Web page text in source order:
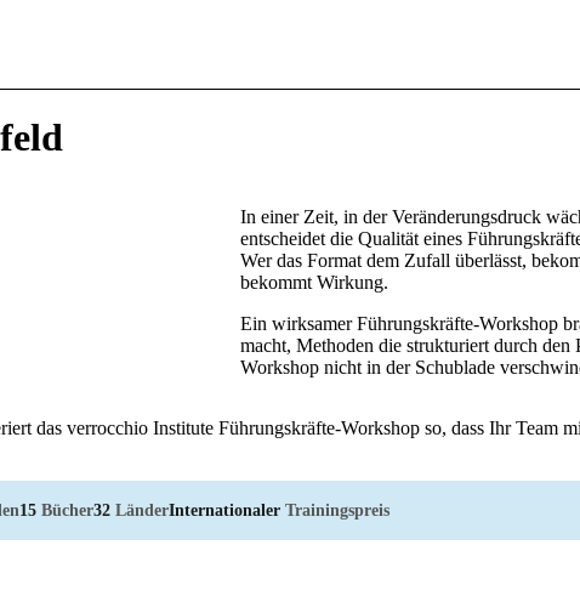
In einer Zeit, in der Veränderungsdruck
entscheidet die Qualität eines
Wer das Format dem Zufall überlässt,
bekommt Wirkung.
Ein wirksamer Führungskräfte-Workshop
macht, Methoden die strukturiert durch den
Workshop nicht in der Schublade
das verrocchio Institute Führungskräfte-Workshop so, dass Ihr Team
15 Bücher32 LänderInternationaler Trainingspreis